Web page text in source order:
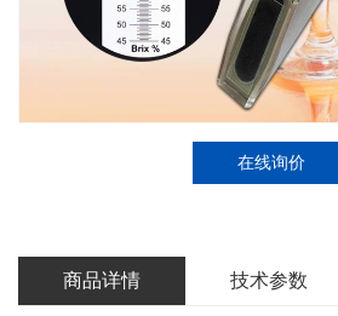
在线询价
商品详情 技术参数